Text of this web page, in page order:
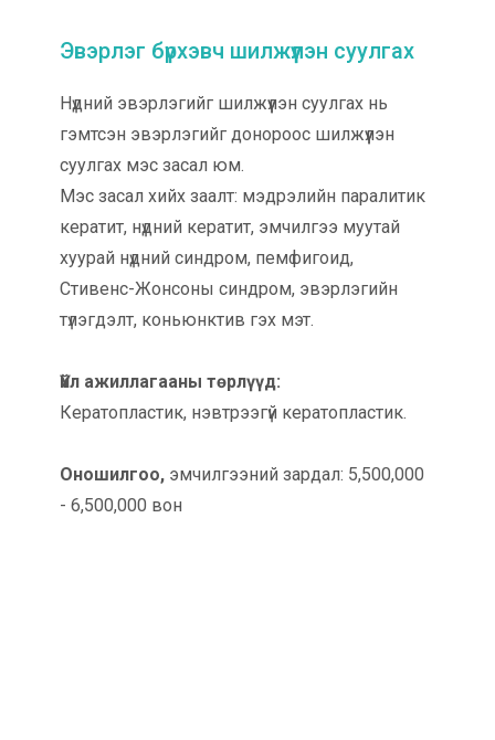
Нүдний эвэрлэгийг шилжүүлэн суулгах нь
гэмтсэн эвэрлэгийг донороос шилжүүлэн
суулгах мэс засал юм.
Мэс засал хийх заалт: мэдрэлийн паралитик
кератит, нүдний кератит, эмчилгээ муутай
хуурай нүдний синдром, пемфигоид,
Стивенс-Жонсоны синдром, эвэрлэгийн
түлэгдэлт, коньюнктив гэх мэт.
Үйл ажиллагааны төрлүүд:
Кератопластик, нэвтрээгүй кератопластик.
Оношилгоо, эмчилгээний зардал: 5,500,000
- 6,500,000 вон
Эвэрлэг бүрхэвч шилжүүлэн суулгах